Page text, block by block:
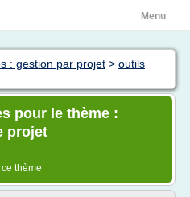
Menu
: gestion par projet > outils
pour le thème :
projet
thème